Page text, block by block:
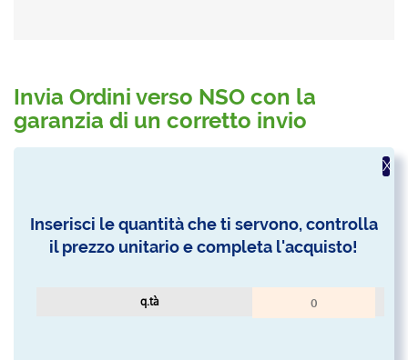
Invia Ordini verso NSO con la
garanzia di un corretto invio
X
Inserisci le quantità che ti servono, controlla
il prezzo unitario e completa l'acquisto!
q.tà